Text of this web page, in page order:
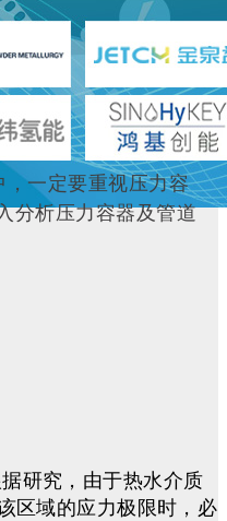
一定要重视压力容
分析压力容器及管道
研究，由于热水介质
区域的应力极限时，必